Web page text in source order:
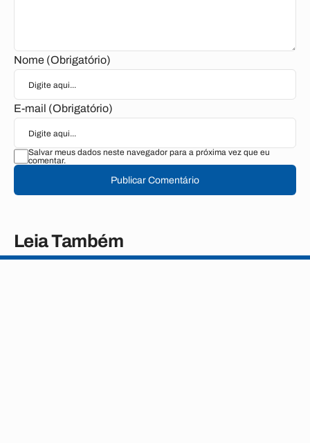
Nome (Obrigatório)
E-mail (Obrigatório)
Salvar meus dados neste navegador para a próxima vez que eu
comentar.
Publicar Comentário
Leia Também